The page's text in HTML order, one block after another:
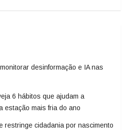
desinformação e IA nas
6 hábitos que ajudam a
estação mais fria do ano
restringe cidadania por nascimento